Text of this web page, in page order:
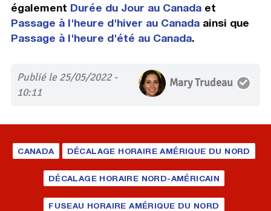
également Durée du Jour au Canadaet
Passage à l'heure d'hiver au Canadaainsi que
Passage à l'heure d'été au Canada.
Publié le 25/05/2022 -
10:11
Mary Trudeau
CANADA DÉCALAGE HORAIRE AMÉRIQUE DU NORD
DÉCALAGE HORAIRE NORD-AMÉRICAIN
FUSEAU HORAIRE AMÉRIQUE DU NORD